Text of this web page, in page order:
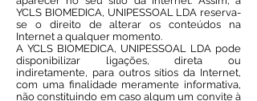
YCLS BIOMEDICA, UNIPESSOAL LDA reserva-
se o direito de alterar os conteúdos na
Internet a qualquer momento.
A YCLS BIOMEDICA, UNIPESSOAL LDA pode
disponibilizar ligações, direta ou
indiretamente, para outros sítios da Internet,
com uma finalidade meramente informativa,
não constituindo em caso algum um convite à